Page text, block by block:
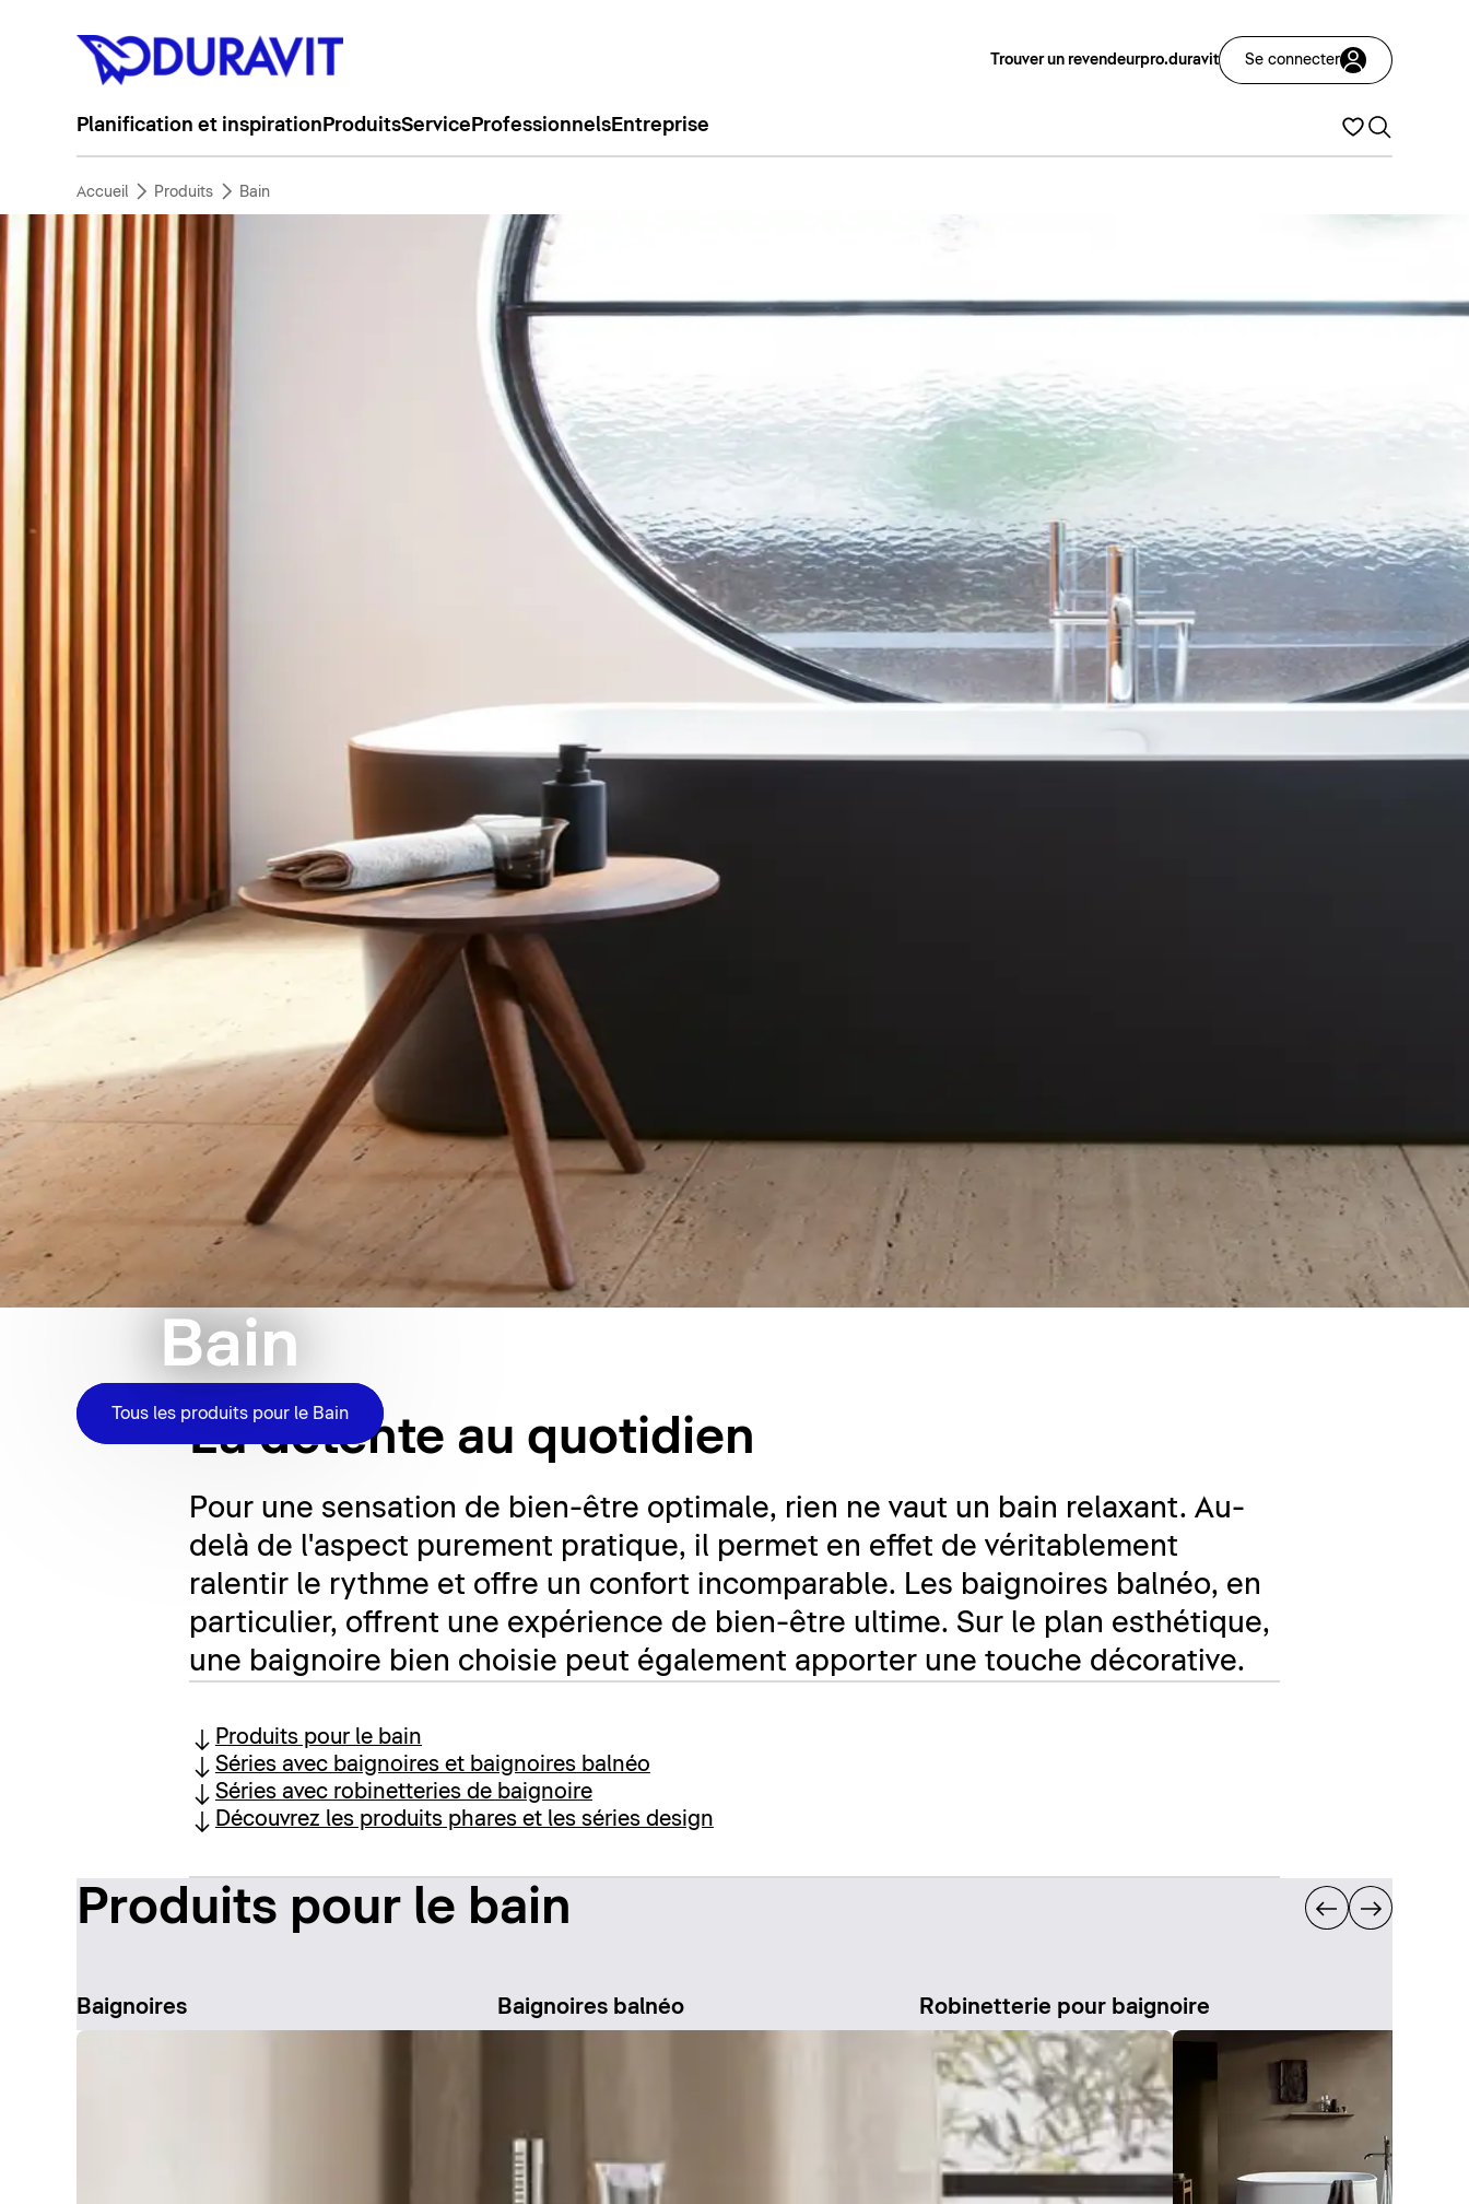
Trouver un revendeurpro.duravit Se connecter
Planification et inspiration ProduitsService ProfessionnelsEntreprise
Accueil Produits Bain
Bain
Tous les produits pour le Bain
La détente au quotidien
Pour une sensation de bien-être optimale, rien ne vaut un bain relaxant. Au-
delà de l'aspect purement pratique, il permet en effet de véritablement
ralentir le rythme et offre un confort incomparable. Les baignoires balnéo, en
particulier, offrent une expérience de bien-être ultime. Sur le plan esthétique,
une baignoire bien choisie peut également apporter une touche décorative.
Produits pour le bain
Séries avec baignoires et baignoires balnéo
Séries avec robinetteries de baignoire
Découvrez les produits phares et les séries design
Produits pour le bain
Baignoires Baignoires balnéo Robinetterie pour baignoire